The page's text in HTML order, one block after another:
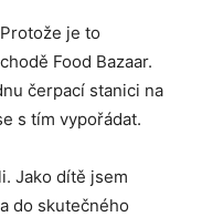
je to
Food Bazaar.
čerpací stanici na
s tím vypořádat.
Jako dítě jsem
do skutečného